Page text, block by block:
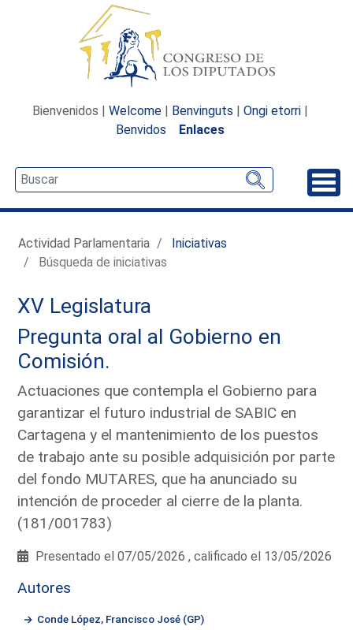
Bienvenidos | Welcome | Benvinguts | Ongi etorri |
Benvidos
Enlaces
Actividad Parlamentaria
Iniciativas
Búsqueda de iniciativas
XV Legislatura
Pregunta oral al Gobierno en
Comisión.
Actuaciones que contempla el Gobierno para
garantizar el futuro industrial de SABIC en
Cartagena y el mantenimiento de los puestos
de trabajo ante su posible adquisición por parte
del fondo MUTARES, que ha anunciado su
intención de proceder al cierre de la planta.
(181/001783)
Presentado el 07/05/2026 , calificado el 13/05/2026
Autores
Conde López, Francisco José (GP)